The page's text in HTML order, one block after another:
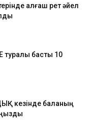
алғаш рет әйел
басты 10
кезінде баланың